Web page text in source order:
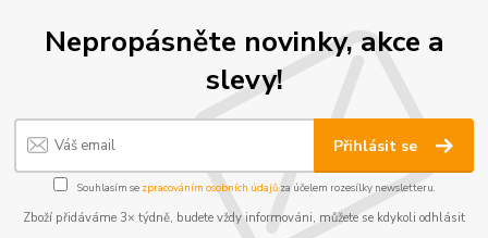
Nepropásněte novinky, akce a
slevy!
Přihlásit se
Souhlasím se zpracováním osobních údajůza účelem rozesílky newsletteru.
Zboží přidáváme 3× týdně, budete vždy informováni, můžete se kdykoli odhlásit